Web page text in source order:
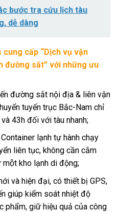
bước tra cứu lịch tàu
dễ dàng
cấp “Dịch vụ vận
đường sắt” với những ưu
đường sắt nội địa & liên vận
tuyến trục Bắc-Nam chỉ
43h đối với tàu nhanh;
lạnh tự hành chạy
liên tục, không cần cắm
kho lạnh di động;
và hiện đại, có thiết bị GPS,
giúp kiểm soát nhiệt độ
phẩm, giữ hiệu quả của công